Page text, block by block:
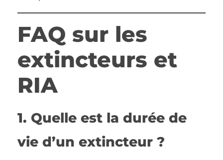
FAQ sur les
extincteurs et
RIA
1. Quelle est la durée de
vie d’un extincteur ?